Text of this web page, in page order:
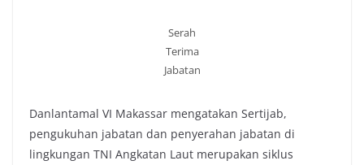
Serah
Terima
Jabatan
Danlantamal VI Makassar mengatakan Sertijab,
pengukuhan jabatan dan penyerahan jabatan di
lingkungan TNI Angkatan Laut merupakan siklus